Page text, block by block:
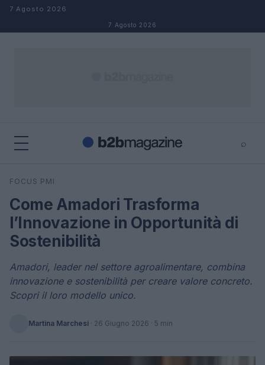
Salta al contenuto
7 Agosto 2026
7 Agosto 2026
⌕
Cerca
FOCUS PMI
Come Amadori Trasforma
l’Innovazione in Opportunità di
Sostenibilità
Amadori, leader nel settore agroalimentare, combina
innovazione e sostenibilità per creare valore concreto.
Scopri il loro modello unico.
Martina Marchesi · 26 Giugno 2026 · 5 min